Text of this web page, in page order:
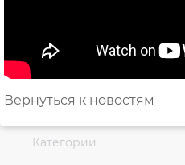
Вернуться к новостям
Категории